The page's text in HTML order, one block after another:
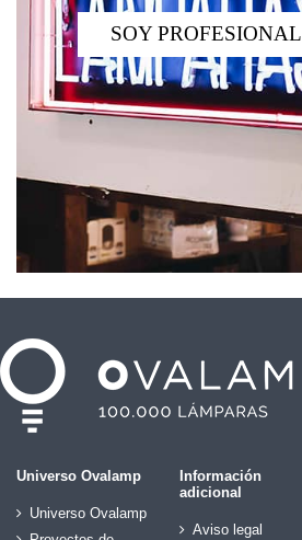
SOY PROFESIONAL
Universo Ovalamp
Universo Ovalamp
Información
adicional
Aviso legal